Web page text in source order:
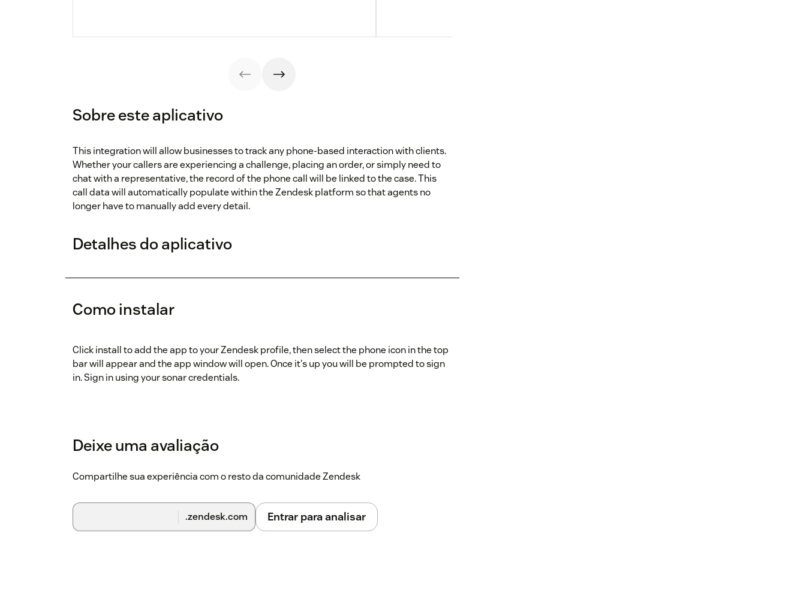
Sobre este aplicativo
This integration will allow businesses to track any phone-based interaction with clients.
Whether your callers are experiencing a challenge, placing an order, or simply need to
chat with a representative, the record of the phone call will be linked to the case. This
call data will automatically populate within the Zendesk platform so that agents no
longer have to manually add every detail.
Detalhes do aplicativo
Como instalar
Click install to add the app to your Zendesk profile, then select the phone icon in the top
bar will appear and the app window will open. Once it's up you will be prompted to sign
in. Sign in using your sonar credentials.
Deixe uma avaliação
Compartilhe sua experiência com o resto da comunidade Zendesk
.zendesk.com Entrar para analisar